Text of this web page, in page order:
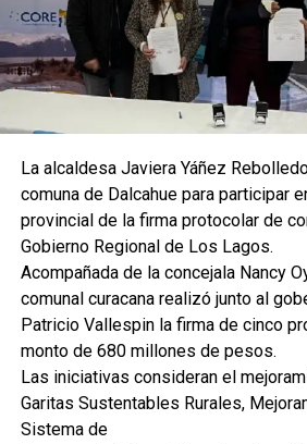
La alcaldesa Javiera Yáñez
comuna de Dalcahue para participar
provincial de la firma protocolar de
Gobierno Regional de Los Lagos.
Acompañada de la concejala Nancy
comunal curacana realizó junto al
Patricio Vallespin la firma de cinco
monto de 680 millones de pesos.
Las iniciativas consideran el
Garitas Sustentables Rurales,
Sistema de